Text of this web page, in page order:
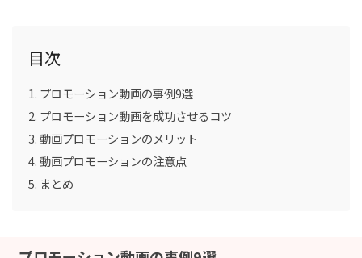
目次
プロモーション動画の事例9選
プロモーション動画を成功させるコツ
動画プロモーションのメリット
動画プロモーションの注意点
まとめ